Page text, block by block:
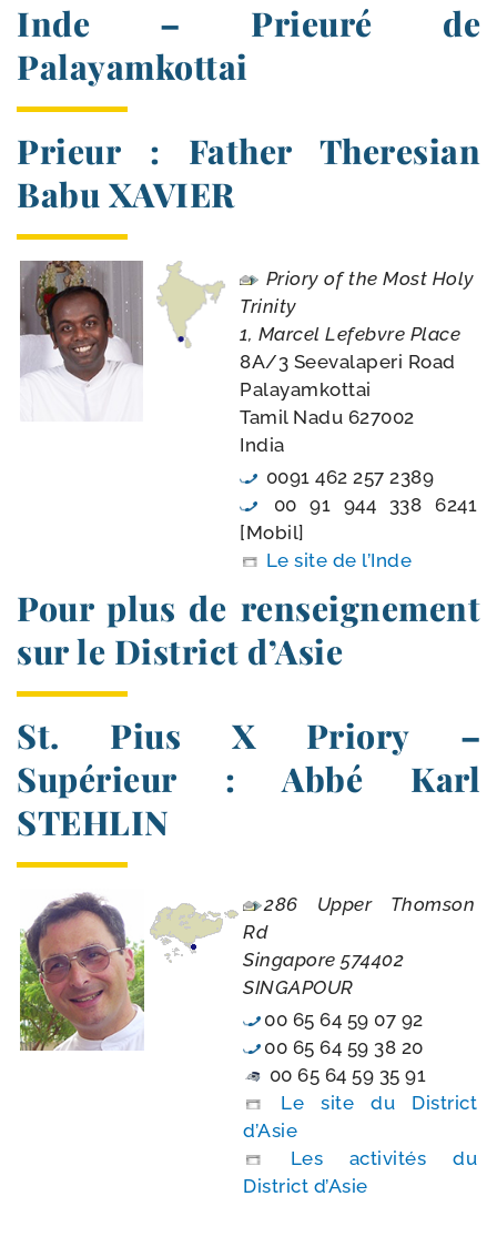
Inde – Prieuré de
Palayamkottai
Prieur : Father Theresian
Babu XAVIER
Priory of the Most Holy
Trinity
1, Marcel Lefebvre Place
8A/​3 Seevalaperi Road
Palayamkottai
Tamil Nadu 627002
India
0091 462 257 2389
00 91 944 338 6241
[Mobil]
Le site de l’Inde
Pour plus de renseignement
sur le District d’Asie
St. Pius X Priory –
Supérieur : Abbé Karl
STEHLIN
286 Upper Thomson
Rd
Singapore 574402
SINGAPOUR
00 65 64 59 07 92
00 65 64 59 38 20
00 65 64 59 35 91
Le site du District
d’Asie
Les acti­vi­tés du
District d’Asie